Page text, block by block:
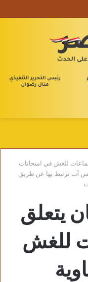
للغش في امتحانات
آب ترتبط بها عن طريق
يتعلق
للغش